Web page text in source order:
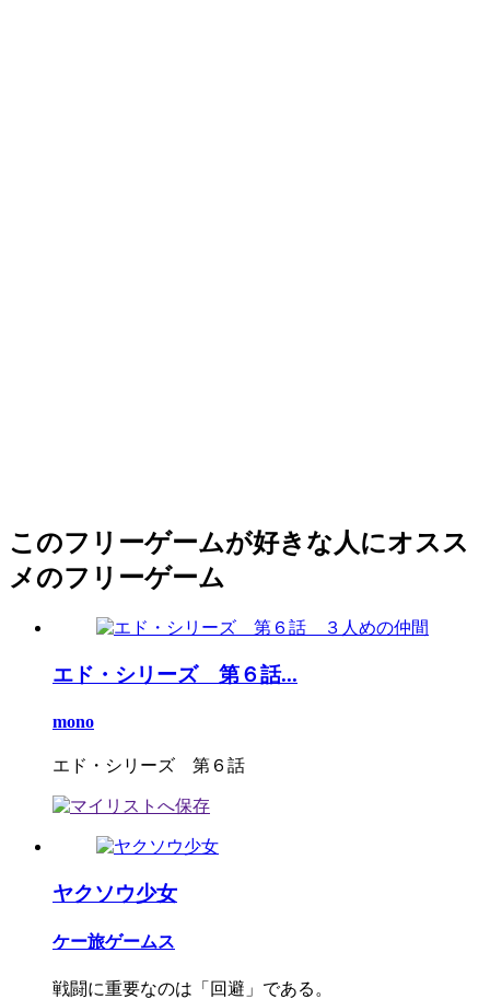
このフリーゲームが好きな人にオスス
メのフリーゲーム
エド・シリーズ 第６話...
mono
エド・シリーズ 第６話
ヤクソウ少女
ケー旅ゲームス
戦闘に重要なのは「回避」である。